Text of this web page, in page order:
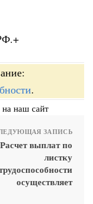
.
на наш сайт
ЗАПИСЬ
Расчет выплат по
листку
осуществляет